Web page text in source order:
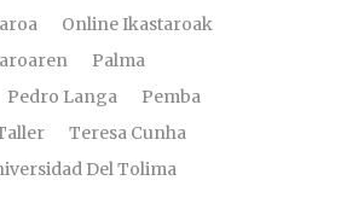
Online Ikastaroak
Palma
Pedro Langa
Pemba
Teresa Cunha
Del Tolima